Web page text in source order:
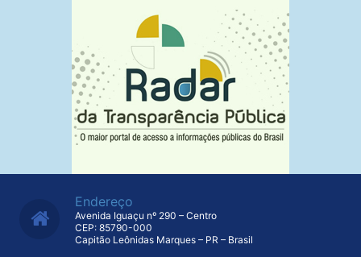
Endereço
Avenida Iguaçu nº 290 – Centro
CEP: 85790-000
Capitão Leônidas Marques – PR – Brasil